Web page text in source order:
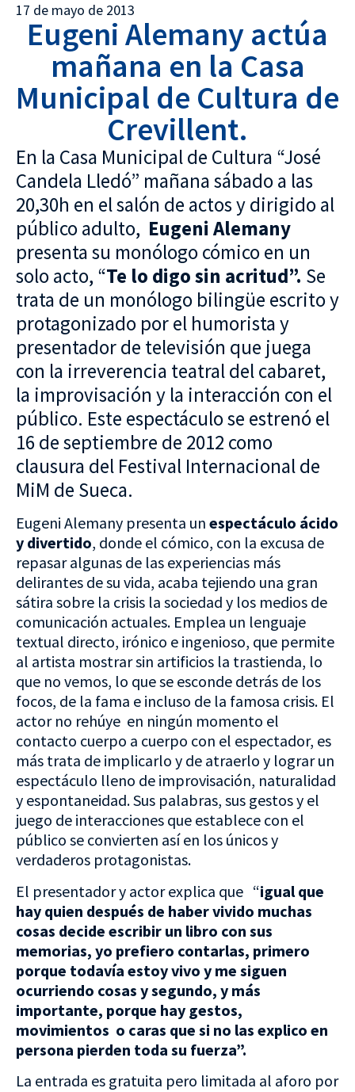
17 de mayo de 2013
Eugeni Alemany actúa
mañana en la Casa
Municipal de Cultura de
Crevillent.
En la Casa Municipal de Cultura “José
Candela Lledó” mañana sábado a las
20,30h en el salón de actos y dirigido al
público adulto, Eugeni Alemany
presenta su monólogo cómico en un
solo acto, “Te lo digo sin acritud”. Se
trata de un monólogo bilingüe escrito y
protagonizado por el humorista y
presentador de televisión que juega
con la irreverencia teatral del cabaret,
la improvisación y la interacción con el
público. Este espectáculo se estrenó el
16 de septiembre de 2012 como
clausura del Festival Internacional de
MiM de Sueca.
Eugeni Alemany presenta un espectáculo ácido
y divertido, donde el cómico, con la excusa de
repasar algunas de las experiencias más
delirantes de su vida, acaba tejiendo una gran
sátira sobre la crisis la sociedad y los medios de
comunicación actuales. Emplea un lenguaje
textual directo, irónico e ingenioso, que permite
al artista mostrar sin artificios la trastienda, lo
que no vemos, lo que se esconde detrás de los
focos, de la fama e incluso de la famosa crisis. El
actor no rehúye en ningún momento el
contacto cuerpo a cuerpo con el espectador, es
más trata de implicarlo y de atraerlo y lograr un
espectáculo lleno de improvisación, naturalidad
y espontaneidad. Sus palabras, sus gestos y el
juego de interacciones que establece con el
público se convierten así en los únicos y
verdaderos protagonistas.
El presentador y actor explica que “igual que
hay quien después de haber vivido muchas
cosas decide escribir un libro con sus
memorias, yo prefiero contarlas, primero
porque todavía estoy vivo y me siguen
ocurriendo cosas y segundo, y más
importante, porque hay gestos,
movimientos o caras que si no las explico en
persona pierden toda su fuerza”.
La entrada es gratuita pero limitada al aforo por